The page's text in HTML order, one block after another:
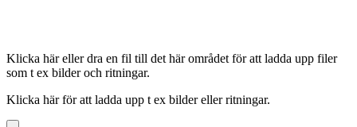
Klicka här eller dra en fil till det här området för att ladda upp filer
som t ex bilder och ritningar.
Klicka här för att ladda upp t ex bilder eller ritningar.